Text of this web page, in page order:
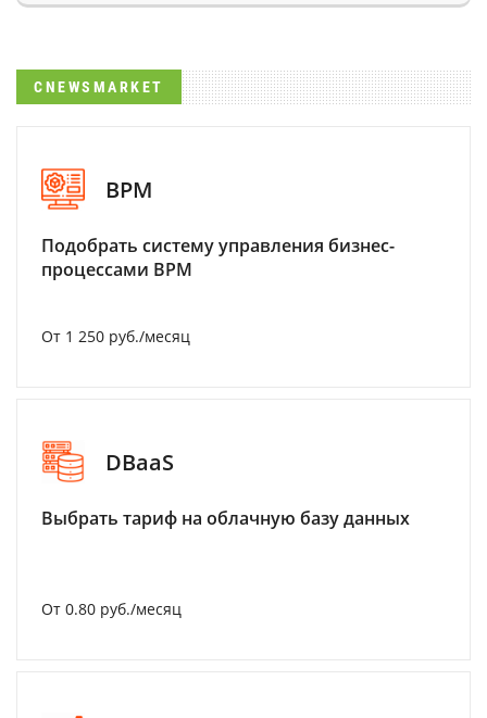
CNEWSMARKET
BPM
Подобрать систему управления бизнес-
процессами BPM
От 1 250 руб./месяц
DBaaS
Выбрать тариф на облачную базу данных
От 0.80 руб./месяц